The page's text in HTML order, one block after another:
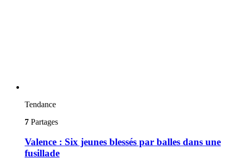
Tendance
7 Partages
Valence : Six jeunes blessés par balles dans une
fusillade